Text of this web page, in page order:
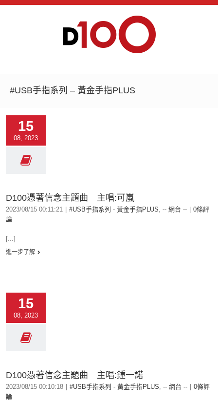
#USB手指系列 – 黃金手指PLUS
15
08, 2023
D100憑著信念主題曲 主唱:可嵐
2023/08/15 00:11:21 #USB手指系列 - 黃金手指PLUS, -- 網台 --
0條評
論
[...]
進一步了解
15
08, 2023
D100憑著信念主題曲 主唱:鍾一諾
2023/08/15 00:10:18 #USB手指系列 - 黃金手指PLUS, -- 網台 --
0條評
論